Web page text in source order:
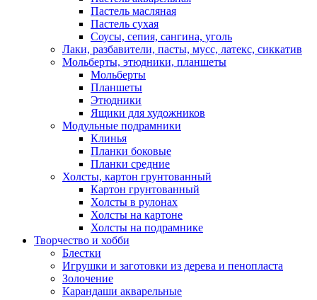
Пастель масляная
Пастель сухая
Соусы, сепия, сангина, уголь
Лаки, разбавители, пасты, мусс, латекс, сиккатив
Мольберты, этюдники, планшеты
Мольберты
Планшеты
Этюдники
Ящики для художников
Модульные подрамники
Клинья
Планки боковые
Планки средние
Холсты, картон грунтованный
Картон грунтованный
Холсты в рулонах
Холсты на картоне
Холсты на подрамнике
Творчество и хобби
Блестки
Игрушки и заготовки из дерева и пенопласта
Золочение
Карандаши акварельные